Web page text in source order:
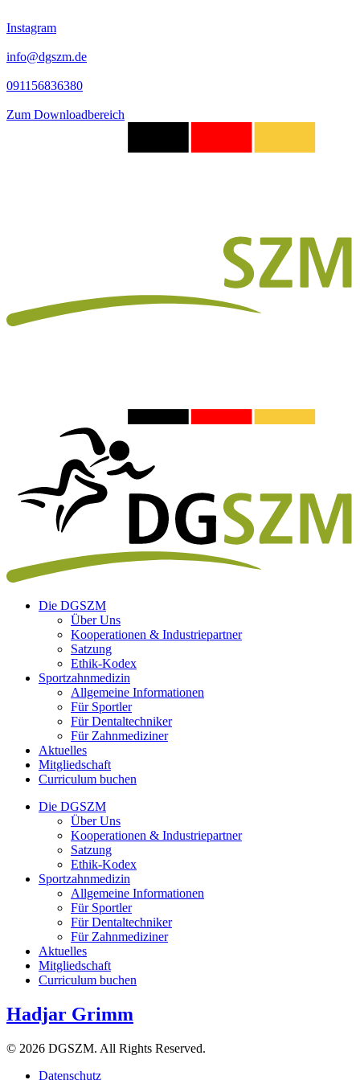
Instagram
info@dgszm.de
091156836380
Zum Downloadbereich
Die DGSZM
Über Uns
Kooperationen & Industriepartner
Satzung
Ethik-Kodex
Sportzahnmedizin
Allgemeine Informationen
Für Sportler
Für Dentaltechniker
Für Zahnmediziner
Aktuelles
Mitgliedschaft
Curriculum buchen
Die DGSZM
Über Uns
Kooperationen & Industriepartner
Satzung
Ethik-Kodex
Sportzahnmedizin
Allgemeine Informationen
Für Sportler
Für Dentaltechniker
Für Zahnmediziner
Aktuelles
Mitgliedschaft
Curriculum buchen
Hadjar Grimm
© 2026 DGSZM. All Rights Reserved.
Datenschutz